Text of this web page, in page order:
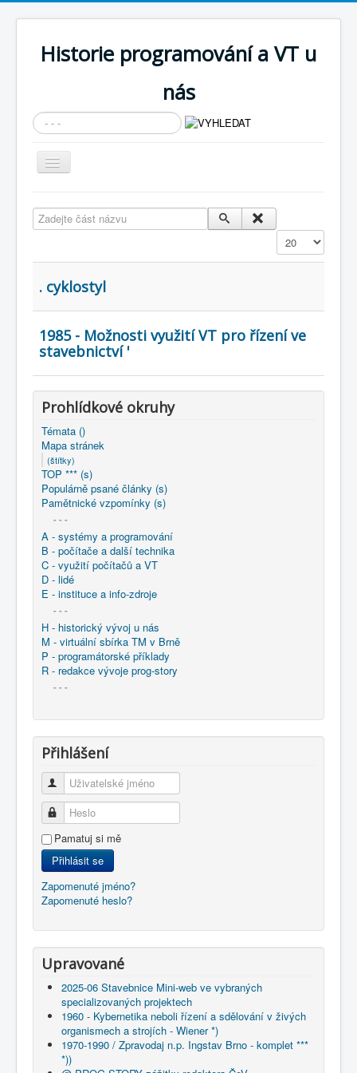
Historie programování a VT u
nás
Vyhledávání...
Přepnout
navigaci
Cíle expozice
Současnost SW a IT
KNIHOVNA
Historické počítače
O nás
Úvod
Zadejte část názvu
Zobrazit
. cyklostyl
1985 - Možnosti využití VT pro řízení ve
stavebnictví '
Prohlídkové okruhy
Témata ()
Mapa stránek
(štítky)
TOP *** (s)
Populárně psané články (s)
Pamětnické vzpomínky (s)
- - -
A - systémy a programování
B - počítače a další technika
C - využití počítačů a VT
D - lidé
E - instituce a info-zdroje
- - -
H - historický vývoj u nás
M - virtuální sbírka TM v Brně
P - programátorské příklady
R - redakce vývoje prog-story
- - -
Přihlášení
Uživatelské jméno
Heslo
Pamatuj si mě
Přihlásit se
Zapomenuté jméno?
Zapomenuté heslo?
Upravované
2025-06 Stavebnice Mini-web ve vybraných
specializovaných projektech
1960 - Kybernetika neboli řízení a sdělování v živých
organismech a strojích - Wiener *)
1970-1990 / Zpravodaj n.p. Ingstav Brno - komplet ***
*))